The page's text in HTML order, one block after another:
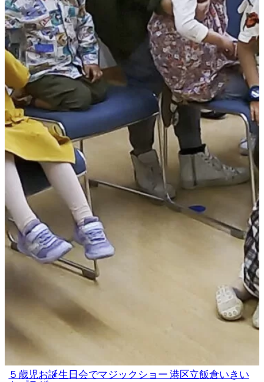
５歳児お誕生日会でマジックショー 港区立飯倉いきい